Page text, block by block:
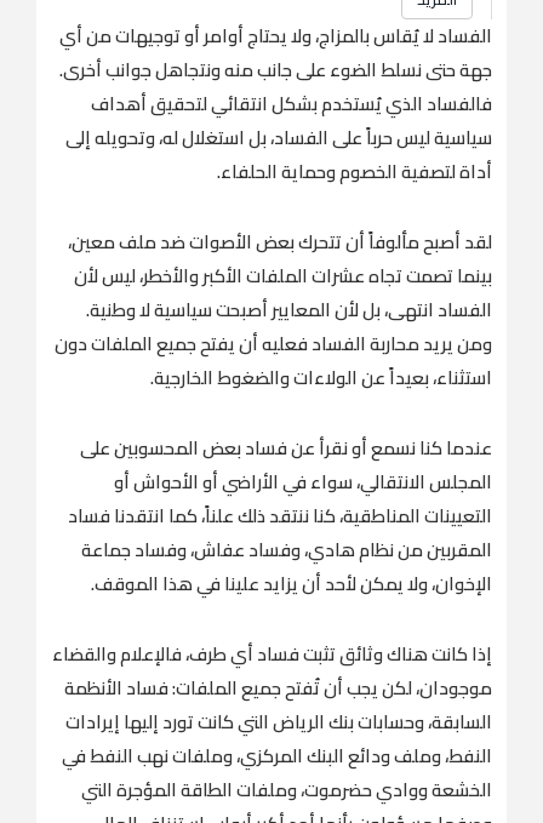
الفساد لا يُقاس بالمزاج، ولا يحتاج أوامر أو توجيهات من أي
جهة حتى نسلط الضوء على جانب منه ونتجاهل جوانب أخرى.
فالفساد الذي يُستخدم بشكل انتقائي لتحقيق أهداف
سياسية ليس حرباً على الفساد، بل استغلال له، وتحويله إلى
أداة لتصفية الخصوم وحماية الحلفاء.
لقد أصبح مألوفاً أن تتحرك بعض الأصوات ضد ملف معين،
بينما تصمت تجاه عشرات الملفات الأكبر والأخطر، ليس لأن
الفساد انتهى، بل لأن المعايير أصبحت سياسية لا وطنية.
ومن يريد محاربة الفساد فعليه أن يفتح جميع الملفات دون
استثناء، بعيداً عن الولاءات والضغوط الخارجية.
عندما كنا نسمع أو نقرأ عن فساد بعض المحسوبين على
المجلس الانتقالي، سواء في الأراضي أو الأحواش أو
التعيينات المناطقية، كنا ننتقد ذلك علناً، كما انتقدنا فساد
المقربين من نظام هادي، وفساد عفاش، وفساد جماعة
الإخوان، ولا يمكن لأحد أن يزايد علينا في هذا الموقف.
إذا كانت هناك وثائق تثبت فساد أي طرف، فالإعلام والقضاء
موجودان، لكن يجب أن تُفتح جميع الملفات: فساد الأنظمة
السابقة، وحسابات بنك الرياض التي كانت تورد إليها إيرادات
النفط، وملف ودائع البنك المركزي، وملفات نهب النفط في
الخشعة ووادي حضرموت، وملفات الطاقة المؤجرة التي